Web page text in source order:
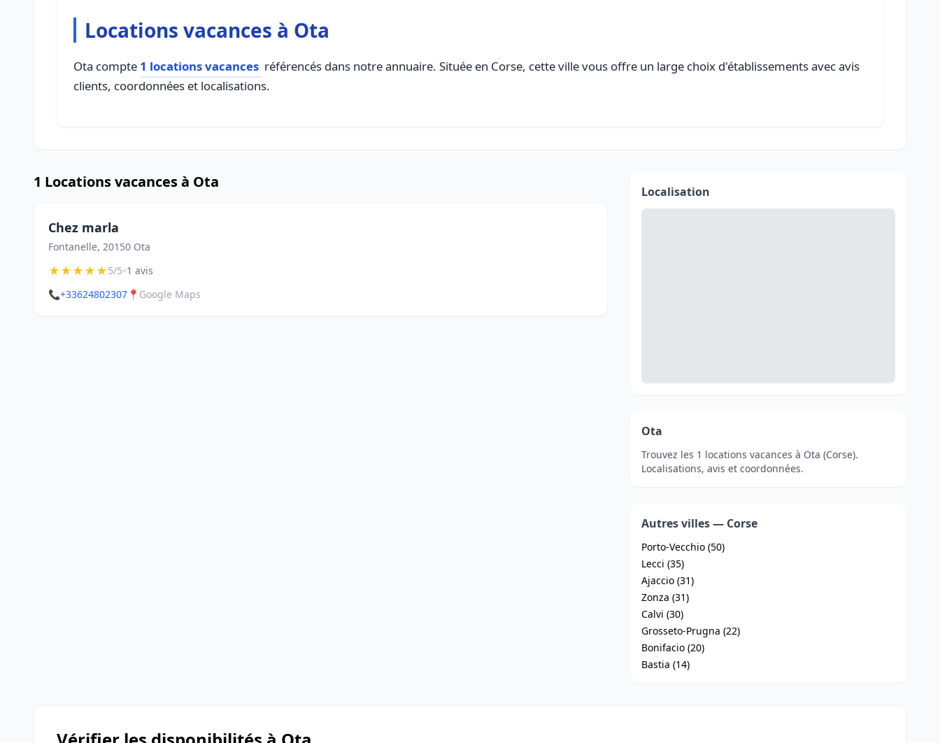
Locations vacances à Ota
Ota compte 1 locations vacances référencés dans notre annuaire. Située en Corse, cette ville vous offre un large choix d'établissements avec avis
clients, coordonnées et localisations.
1 Locations vacances à Ota
Chez marla
Fontanelle, 20150 Ota
★★★★★5/5•1 avis
📞+33624802307 📍 Google Maps
Localisation
Ota
Trouvez les 1 locations vacances à Ota (Corse).
Localisations, avis et coordonnées.
Autres villes — Corse
Porto-Vecchio (50)
Lecci (35)
Ajaccio (31)
Zonza (31)
Calvi (30)
Grosseto-Prugna (22)
Bonifacio (20)
Bastia (14)